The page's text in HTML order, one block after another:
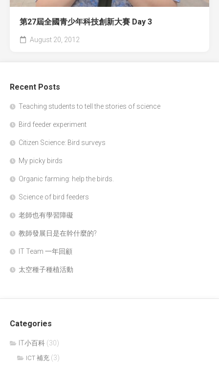
第27屆全國青少年科技創新大賽 Day 3
August 20, 2012
Recent Posts
Teaching students to tell the stories of science
Bird feeder experiment
Citizen Science: Bird surveys
My picky birds
Organic farming: help the birds.
Science of bird feeders
老師也有學習障礙
教師發展日是在幹什麼的?
IT Team 一年回顧
太空種子種植活動
Categories
IT小百科 (30)
ICT 補充 (3)